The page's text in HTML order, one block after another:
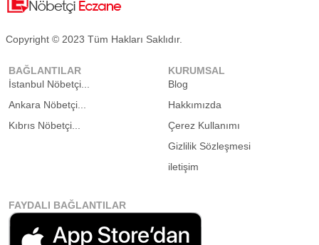
Copyright © 2023 Tüm Hakları Saklıdır.
BAĞLANTILAR
İstanbul Nöbetçi...
Ankara Nöbetçi...
Kıbrıs Nöbetçi...
KURUMSAL
Blog
Hakkımızda
Çerez Kullanımı
Gizlilik Sözleşmesi
iletişim
FAYDALI BAĞLANTILAR